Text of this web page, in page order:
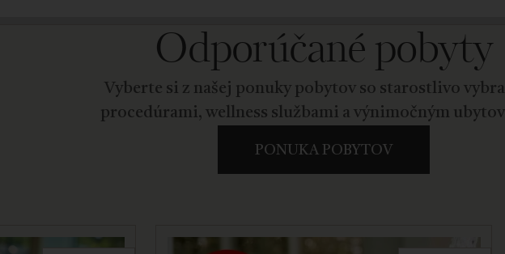
Odporúčané pobyty
Vyberte si z našej ponuky pobytov so starostlivo
procedúrami, wellness službami a výnimočným
PONUKA POBYTOV